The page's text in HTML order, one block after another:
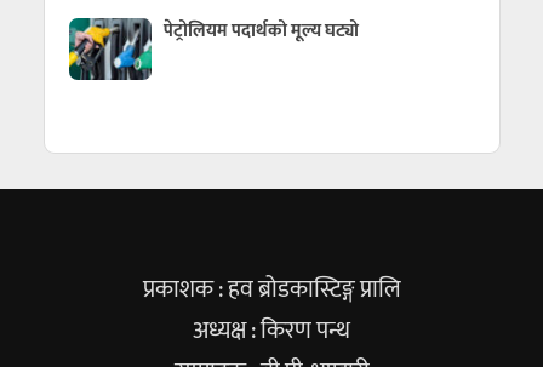
पेट्रोलियम पदार्थको मूल्य घट्यो
प्रकाशक : हव ब्रोडकास्टिङ्ग प्रालि
अध्यक्ष : किरण पन्थ